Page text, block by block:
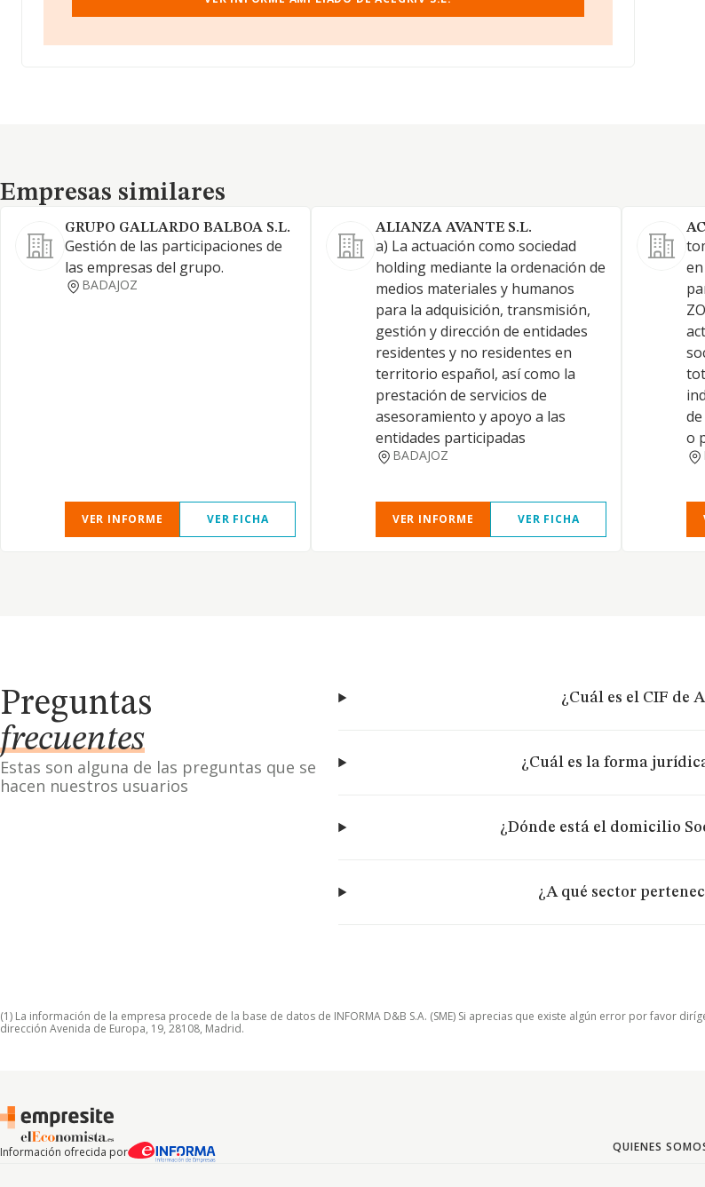
Empresas similares
Empresas similares
GRUPO GALLARDO BALBOA S.L.
Gestión de las participaciones de
las empresas del grupo.
BADAJOZ
VER INFORME VER FICHA
ALIANZA AVANTE S.L.
a) La actuación como sociedad
holding mediante la ordenación de
medios materiales y humanos
para la adquisición, transmisión,
gestión y dirección de entidades
residentes y no residentes en
territorio español, así como la
prestación de servicios de
asesoramiento y apoyo a las
entidades participadas
BADAJOZ
VER INFORME VER FICHA
o
Preguntas
frecuentes
Estas son alguna de las preguntas que se
hacen nuestros usuarios
¿Cuál es el CIF de
¿Cuál es la forma
¿Dónde está el domicilio
¿A qué sector
(1) La información de la empresa procede de la base de datos de INFORMA D&B S.A. (SME) Si aprecias que existe algún error por favor
dirección Avenida de Europa, 19, 28108, Madrid.
Información ofrecida por QUIENES